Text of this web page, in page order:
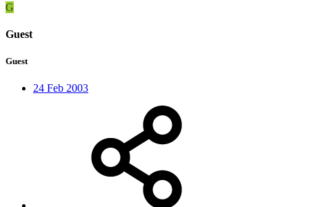
G
Guest
Guest
24 Feb 2003